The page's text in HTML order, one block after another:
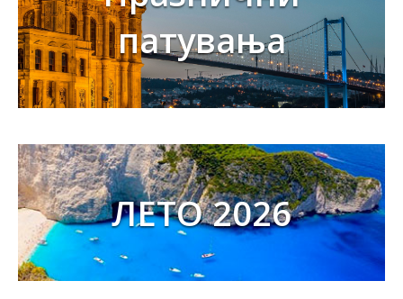
патувања
ЛЕТО 2026